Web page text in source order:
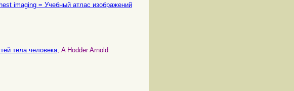
imaging = Учебный атлас изображений
тела человека, A Hodder Arnold